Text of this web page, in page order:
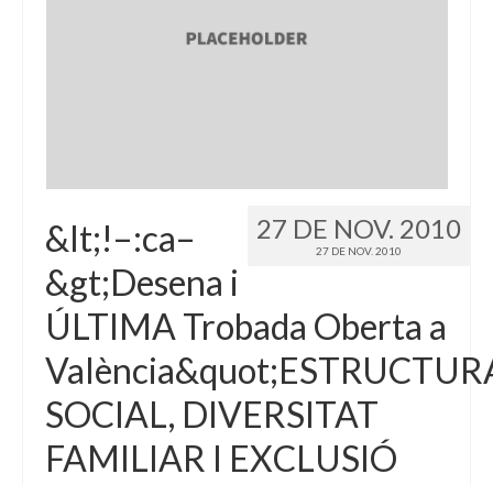
27 DE NOV. 2010
27 DE NOV. 2010
&lt;!–:ca–
&gt;Desena i
ÚLTIMA Trobada Oberta a
SOCIAL, DIVERSITAT
FAMILIAR I EXCLUSIÓ